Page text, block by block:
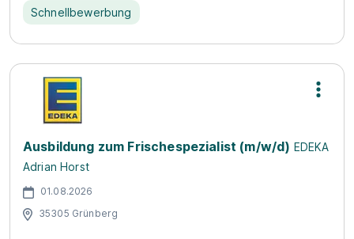
Schnellbewerbung
Ausbildung zum Frischespezialist (m/w/d) EDEKA
Adrian Horst
01.08.2026
35305 Grünberg